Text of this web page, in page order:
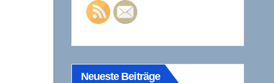
Neueste Beiträge